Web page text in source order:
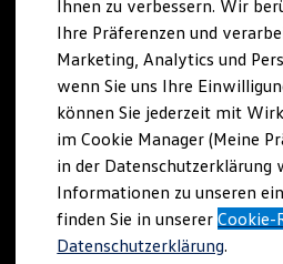
Familienautos
Kombis
Kompaktwagen
Sportwagen
Schnell verfügbare Fahrzeuge
Angebote und Produkte
Aktuelle Angebote
E-Auto-Förderung
Volkswagen Marktplatz
Die ENERGY
Junge Gebrauchtwagen
Volkswagen
Elektromobilität
Ihnen zu verbessern. Wir
Ihre Präferenzen und
Marketing, Analytics und
wenn Sie uns Ihre
können Sie jederzeit mit
im Cookie Manager (Meine
in der Datenschutzerklärung
Informationen zu unseren
finden Sie in unsererCookie-
Datenschutzerklärung.